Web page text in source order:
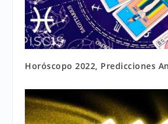
Horóscopo 2022, Predicciones